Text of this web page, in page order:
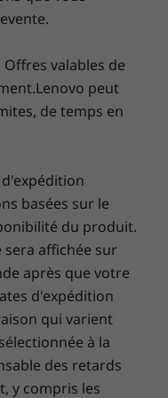
là pour vous lorsque
votre PC que ceux
Performance within
les problèmes de
la performance
à l'écart des logiciels
lorsque
votre série
des photos en
4K et d’une
720S
d’un cinéma
média aux
avec
po
(246)
AMD
de la
Jusqu'à
Ryzen™ AI
Système
valables de
peut
de temps en
d'expédition
basées sur le
du produit.
affichée sur
après que votre
d'expédition
qui varient
à la
des retards
y compris les